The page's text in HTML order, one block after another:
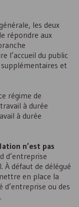
les deux
répondre aux
l’accueil du public
supplémentaires et
régime de
à durée
à durée
n’est pas
d’entreprise
À défaut de délégué
en place la
ou des